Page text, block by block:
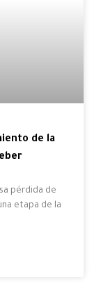
de la
pérdida de
etapa de la